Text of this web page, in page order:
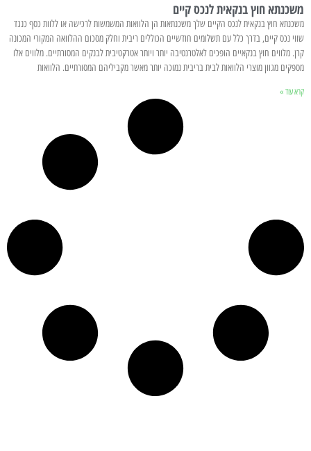
משכנתא חוץ בנקאית לנכס קיים
משכנתא חוץ בנקאית לנכס הקיים שלך משכנתאות הן הלוואות המשמשות לרכישה או ללוות כסף כנגד
שווי נכס קיים, בדרך כלל עם תשלומים חודשיים הכוללים ריבית וחלק מסכום ההלוואה המקורי המכונה
קרן. מלווים חוץ בנקאיים הופכים לאלטרנטיבה יותר ויותר אטרקטיבית לבנקים המסורתיים. מלווים אלו
מספקים מגוון מוצרי הלוואות לבית בריבית נמוכה יותר מאשר מקביליהם המסורתיים. הלוואות
קרא עוד »